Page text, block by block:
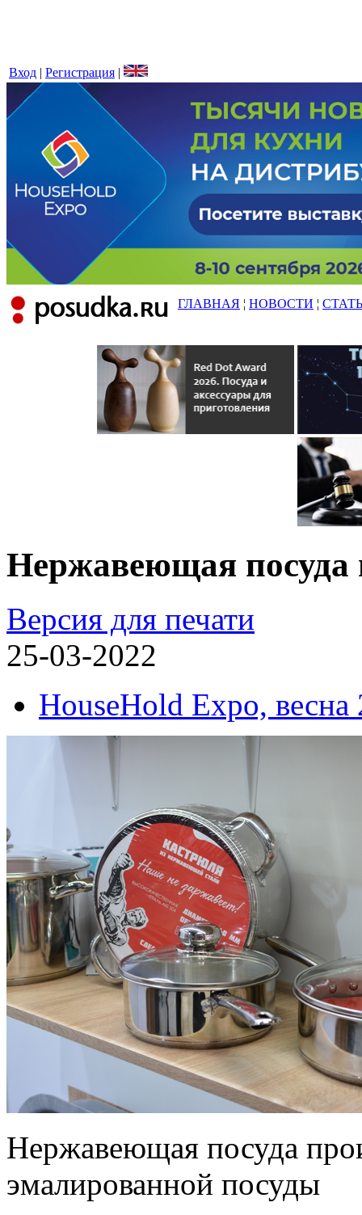
Вход | Регистрация |
ГЛАВНАЯ ¦ НОВОСТИ ¦
Нержавеющая
Версия для печати
25-03-2022
HouseHold Expo, весна
Нержавеющая посуда
эмалированной посуды